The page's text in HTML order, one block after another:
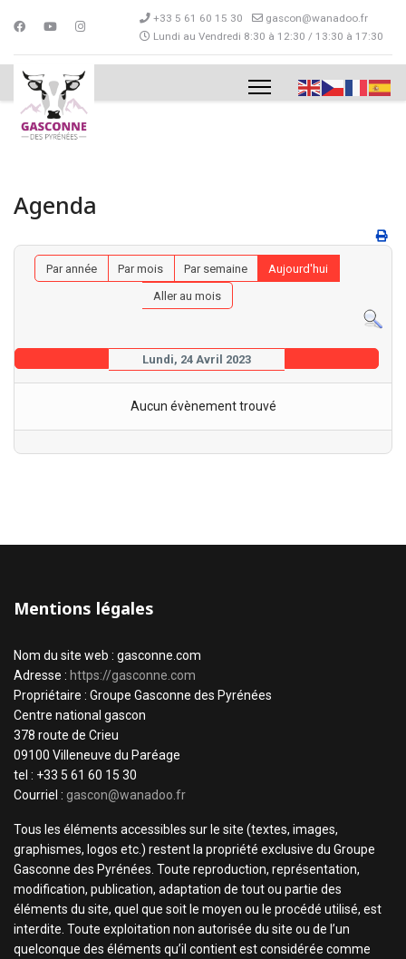
+33 5 61 60 15 30
gascon@wanadoo.fr
Lundi au Vendredi 8:30 à 12:30 / 13:30 à 17:30
Agenda
Par année Par mois Par semaine
Aujourd'hui
Aller au mois
Lundi, 24 Avril 2023
Aucun évènement trouvé
Mentions légales
Nom du site web : gasconne.com
Adresse : https://gasconne.com
Propriétaire : Groupe Gasconne des Pyrénées
Centre national gascon
378 route de Crieu
09100 Villeneuve du Paréage
tel : +33 5 61 60 15 30
Courriel : gascon@wanadoo.fr
Tous les éléments accessibles sur le site (textes, images,
graphismes, logos etc.) restent la propriété exclusive du Groupe
Gasconne des Pyrénées. Toute reproduction, représentation,
modification, publication, adaptation de tout ou partie des
éléments du site, quel que soit le moyen ou le procédé utilisé, est
interdite. Toute exploitation non autorisée du site ou de l’un
quelconque des éléments qu’il contient est considérée comme